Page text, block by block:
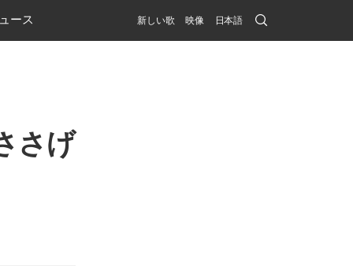
ース 新しい歌 映像 日本語 Search
Submit
さげ